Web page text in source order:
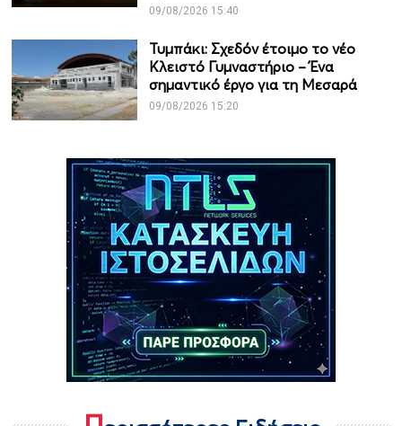
09/08/2026 15:40
Τυμπάκι: Σχεδόν έτοιμο το νέο
Κλειστό Γυμναστήριο – Ένα
σημαντικό έργο για τη Μεσαρά
09/08/2026 15:20